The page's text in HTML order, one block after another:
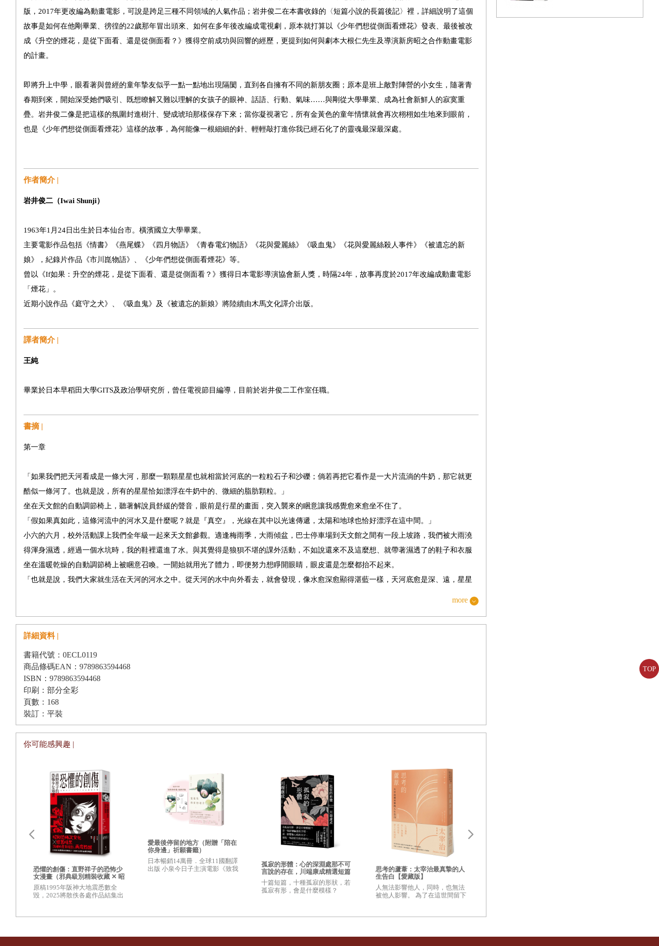
TOP
版，2017年更改編為動畫電影，可說是跨足三種不同領域的人氣作品；岩井俊二在本書收錄的〈短篇小說的長篇後記〉裡，詳細說明了這個
故事是如何在他剛畢業、徬徨的22歲那年冒出頭來、如何在多年後改編成電視劇，原本就打算以《少年們想從側面看煙花》發表、最後被改
成《升空的煙花，是從下面看、還是從側面看？》獲得空前成功與回響的經歷，更提到如何與劇本大根仁先生及導演新房昭之合作動畫電影
的計畫。
即將升上中學，眼看著與曾經的童年摯友似乎一點一點地出現隔閡，直到各自擁有不同的新朋友圈；原本是班上敵對陣營的小女生，隨著青
春期到來，開始深受她們吸引、既想瞭解又難以理解的女孩子的眼神、話語、行動、氣味……與剛從大學畢業、成為社會新鮮人的寂寞重
疊。岩井俊二像是把這樣的氛圍封進樹汁、變成琥珀那樣保存下來；當你凝視著它，所有金黃色的童年情懷就會再次栩栩如生地來到眼前，
也是《少年們想從側面看煙花》這樣的故事，為何能像一根細細的針、輕輕敲打進你我已經石化了的靈魂最深最深處。
作者簡介 |
岩井俊二（Iwai Shunji）
1963年1月24日出生於日本仙台市。橫濱國立大學畢業。
主要電影作品包括《情書》《燕尾蝶》《四月物語》《青春電幻物語》《花與愛麗絲》《吸血鬼》《花與愛麗絲殺人事件》《被遺忘的新
娘》，紀錄片作品《市川崑物語》、《少年們想從側面看煙花》等。
曾以《If如果：升空的煙花，是從下面看、還是從側面看？》獲得日本電影導演協會新人獎，時隔24年，故事再度於2017年改編成動畫電影
「煙花」。
近期小說作品《庭守之犬》、《吸血鬼》及《被遺忘的新娘》將陸續由木馬文化譯介出版。
譯者簡介 |
王純
畢業於日本早稻田大學GITS及政治學研究所，曾任電視節目編導，目前於岩井俊二工作室任職。
書摘 |
第一章
「如果我們把天河看成是一條大河，那麼一顆顆星星也就相當於河底的一粒粒石子和沙礫；倘若再把它看作是一大片流淌的牛奶，那它就更
酷似一條河了。也就是說，所有的星星恰如漂浮在牛奶中的、微細的脂肪顆粒。」
坐在天文館的自動調節椅上，聽著解說員舒緩的聲音，眼前是行星的畫面，突入襲來的睏意讓我感覺愈來愈坐不住了。
「假如果真如此，這條河流中的河水又是什麼呢？就是『真空』，光線在其中以光速傳遞，太陽和地球也恰好漂浮在這中間。」
小六的六月，校外活動課上我們全年級一起來天文館參觀。適逢梅雨季，大雨傾盆，巴士停車場到天文館之間有一段上坡路，我們被大雨澆
得渾身濕透，經過一個水坑時，我的鞋裡還進了水。與其覺得是狼狽不堪的課外活動，不如說還來不及這麼想、就帶著濕透了的鞋子和衣服
坐在溫暖乾燥的自動調節椅上被睏意召喚。一開始就用光了體力，即便努力想睜開眼睛，眼皮還是怎麼都抬不起來。
「也就是說，我們大家就生活在天河的河水之中。從天河的水中向外看去，就會發現，像水愈深愈顯得湛藍一樣，天河底愈是深、遠，星星
「……是《銀河鐵道之夜》。」
聲音故意壓低，沒想到會是這麼近的距離。聲音的主人應該沒靠在椅背上，而是前傾著坐著。過了一會兒，耳邊又響起了輕微的咳嗽聲。
突然感覺愈來愈無聊。開始有點好奇，前傾的坐姿還能不能清楚看到完整的星象儀。雖然不是什麼重要的事，但還是想試試看。於是我假裝
若無其事地慢慢調直椅背。結果一半的螢幕看不到了，脖子也很容易痠，眼珠也快翻過去了。這樣看星象儀既沒什麼樂趣，又不能舒服地小
睡一會兒，不知道後面那傢伙到底是怎麼想的。於是我又把自動調節椅的椅背慢慢放下去，順便偷偷往後看。那傢伙的身影跟想像的一樣向
前傾，臉朝下低著頭，從我這裡看去，那傢伙的髮旋正好跟銀河系的形狀一模一樣。也許是察覺到我的動靜，那傢伙突然抬起頭來，我和那
傢伙的距離近得有些尷尬。
原來是是同一個班的及川。我瞬間睡意全消。
「宮澤賢治的《銀河鐵道之夜》開頭，就是這麼介紹天河的。天河，銀河，銀河系，天河也被稱作銀河，是行星的集合體。由兩千到四千億
銀河系。」
一想到坐在我身後的是及川夏薺，睡魔瞬間退散開，背上反而緊張地滲出一層汗，解說也完全聽不進去了。我也不知道為什麼，一提到夏薺
就緊張得不得了。感覺跟傍晚放學回家的路上，突然看見綠色錦蛇出現一樣，會瞬間石化。不等到蛇離開，肯定不敢過去。每次看到錦蛇，
都會等牠鑽進茂密的草叢中才離開。看著錦蛇就會情不自禁地沉浸在各種想像裡，是恐怖，是畏懼，還是憧憬，是那種很難用語言形容的奇
妙感覺——我對夏薺的感覺就是這樣。
夏薺是四月轉學過來的，現在已經不記得她是從哪裡轉來了。即便不在座位上，我們也沒有什麼說話的機會。夏薺有點孤僻，話很少，幾乎
沒看到過她跟周遭的人交流。所以她多少有點被孤立的感覺，班主任三浦老師也開始懷疑她是不是在班上被欺負了。欺負也好，或者其他也
好，其實誰都不知道夏薺的事情。比起同班的其他女生，她總是顯得很成熟。不過偶爾也會聽到一些關於她的傳聞，比如其實本來是初中
生，因為生病留級了，覺得很丟人所以才轉學到這裡。
站起來四處張望，趁機瞟了一眼夏薺的座位，可惜她已經不在那裡了。
more
詳細資料 |
書籍代號：0ECL0119
商品條碼EAN：9789863594468
ISBN：9789863594468
印刷：部分全彩
頁數：168
裝訂：平裝
你可能感興趣 |
恐懼的創傷：直野祥子的恐怖少
女漫畫（邪典級別精裝收藏 ✕ 昭
和恐怖次文化 ✕ 懷舊暗黑）
原稿1995年阪神大地震悉數全
毀，2025將散佚各處作品結集出
愛最後停留的地方（附贈「陪在
你身邊」祈願書籤）
日本暢銷14萬冊．全球11國翻譯
出版 小泉今日子主演電影《致我
孤寂的形體：心的深淵處那不可
言說的存在，川端康成精選短篇
傑作選
十篇短篇，十種孤寂的形狀，若
孤寂有形，會是什麼模樣？
思考的蘆葦：太宰治最真摯的人
生告白【愛藏版】
人無法影響他人，同時，也無法
被他人影響。 為了在這世間留下